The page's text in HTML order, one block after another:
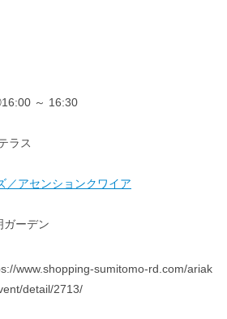
～ 16:30
ラス
／アセンションクワイア
ガーデン
www.shopping-sumitomo-rd.com/ariak
detail/2713/